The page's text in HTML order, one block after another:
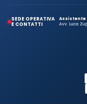
SEDE OPERATIVA
E CONTATTI
Avv. Luca